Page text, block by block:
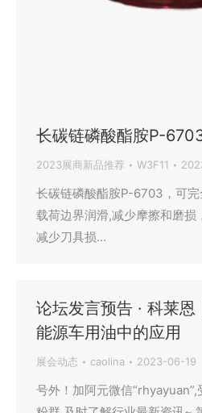
长碳链磷酸酯胺P-
2023展商新品推荐 W3F11
长碳链磷酸酯胺P-6703，可
载荷边界润滑,减少摩擦和磨损
减少刀具损…
论坛发言预告 · 科莱
能源车用油中的应用
展会动态 caolina 2023-06-19
号外！加阿元微信